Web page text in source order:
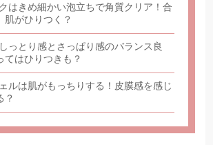
はきめ細かい泡立ちで角質クリア！合
肌がひりつく？
っとり感とさっぱり感のバランス良
てはひりつきも？
ルは肌がもっちりする！皮膜感を感じ
？